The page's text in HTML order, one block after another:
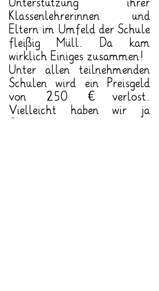
Klassenlehrerinnen und
Eltern im Umfeld der Schule
fleißig Müll. Da kam
wirklich Einiges zusammen!
Unter allen teilnehmenden
Schulen wird ein Preisgeld
von 250 € verlost.
Vielleicht haben wir ja